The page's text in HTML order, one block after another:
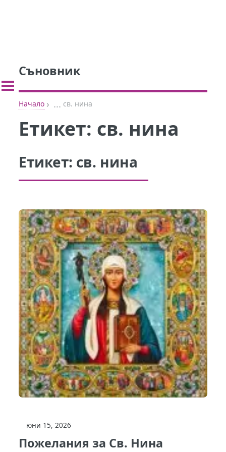
Съновник
Начало › ... св. нина
Етикет: св. нина
Етикет: св. нина
юни 15, 2026
Пожелания за Св. Нина